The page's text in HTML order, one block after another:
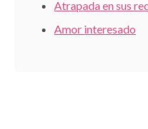
Atrapada en sus
Amor interesado